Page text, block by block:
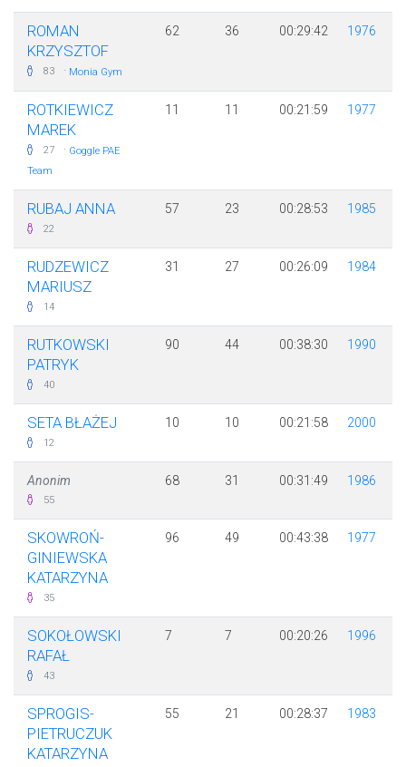
ROMAN
KRZYSZTOF
83 · Monia Gym
62 36 00:29:42 1976
ROTKIEWICZ
MAREK
27 · Goggle PAE
Team
11 11 00:21:59 1977
RUBAJ ANNA
22
57 23 00:28:53 1985
RUDZEWICZ
MARIUSZ
14
31 27 00:26:09 1984
RUTKOWSKI
PATRYK
40
90 44 00:38:30 1990
SETA BŁAŻEJ
12
10 10 00:21:58 2000
Anonim
55
68 31 00:31:49 1986
SKOWROŃ-
GINIEWSKA
KATARZYNA
35
96 49 00:43:38 1977
SOKOŁOWSKI
RAFAŁ
43
7 7 00:20:26 1996
SPROGIS-
PIETRUCZUK
KATARZYNA
55 21 00:28:37 1983